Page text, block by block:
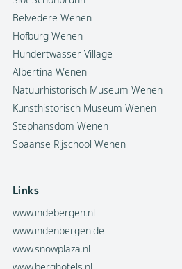
Belvedere Wenen
Hofburg Wenen
Hundertwasser Village
Albertina Wenen
Natuurhistorisch Museum Wenen
Kunsthistorisch Museum Wenen
Stephansdom Wenen
Spaanse Rijschool Wenen
Links
www.indebergen.nl
www.indenbergen.de
www.snowplaza.nl